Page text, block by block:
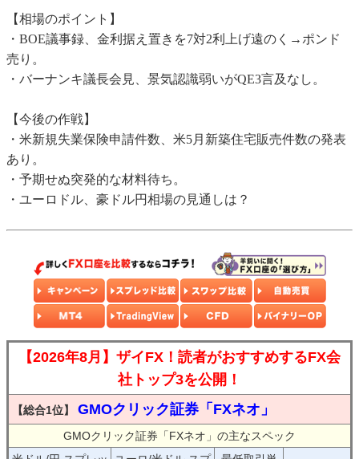
【相場のポイント】
・BOE議事録、金利据え置きを7対2利上げ遠のく→ポンド
売り。
・バーナンキ議長会見、景気認識弱いがQE3言及なし。
【今後の作戦】
・米新規失業保険申請件数、米5月新築住宅販売件数の発表
あり。
・予期せぬ突発的な材料待ち。
・ユーロドル、豪ドル円相場の見通しは？
【2026年8月】ザイFX！読者がおすすめするFX会
社トップ3を公開！
【総合1位】 GMOクリック証券「FXネオ」
GMOクリック証券「FXネオ」の主なスペック